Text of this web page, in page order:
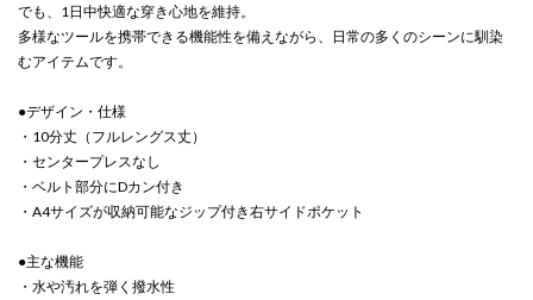
でも、1日中快適な穿き心地を維持。
多様なツールを携帯できる機能性を備えながら、日常の多くのシーンに馴染
むアイテムです。
●デザイン・仕様
・10分丈（フルレングス丈）
・センタープレスなし
・ベルト部分にDカン付き
・A4サイズが収納可能なジップ付き右サイドポケット
●主な機能
・水や汚れを弾く撥水性